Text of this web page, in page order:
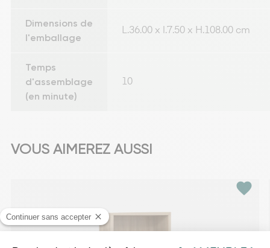
Dimensions de
l'emballage
L.36.00 x l.7.50 x H.108.00 cm
Temps
d'assemblage
(en minute)
10
VOUS AIMEREZ AUSSI
favorite